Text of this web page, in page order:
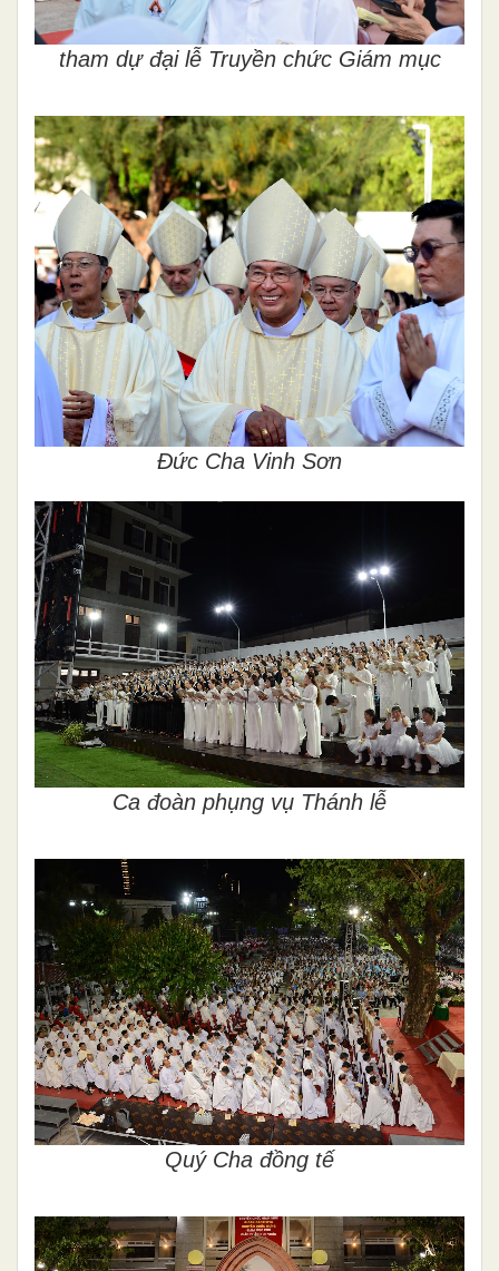
tham dự đại lễ Truyền chức Giám mục
Đức Cha Vinh Sơn
Ca đoàn phụng vụ Thánh lễ
Quý Cha đồng tế